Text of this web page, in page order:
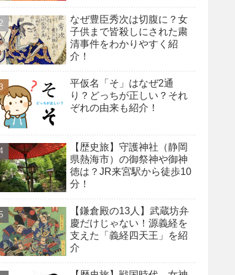
なぜ豊臣秀次は切腹に？女
子供まで皆殺しにされた粛
清事件をわかりやすく紹
介！
平仮名「そ」はなぜ2通
り？どっちが正しい？それ
ぞれの由来も紹介！
【歴史旅】守護神社（静岡
県熱海市）の御祭神や御神
徳は？JR来宮駅から徒歩10
分！
【鎌倉殿の13人】武蔵坊弁
慶だけじゃない！源義経を
支えた「義経四天王」を紹
介